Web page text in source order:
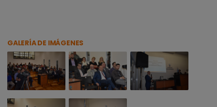
GALERÍA DE IMÁGENES